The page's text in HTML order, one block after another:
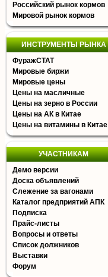
Российский рынок кормов
Мировой рынок кормов
ИНСТРУМЕНТЫ РЫНКА
ФуражСТАТ
Мировые биржи
Мировые цены
Цены на масличные
Цены на зерно в России
Цены на АК в Китае
Цены на витамины в Китае
УЧАСТНИКАМ
Демо версии
Доска объявлений
Слежение за вагонами
Каталог предприятий АПК
Подписка
Прайс-листы
Вопросы и ответы
Список должников
Выставки
Форум